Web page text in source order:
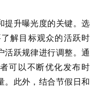
提升曝光度的关键。选
解目标观众的活跃时
活跃规律进行调整。通
可以不断优化发布时
。此外，结合节假日和